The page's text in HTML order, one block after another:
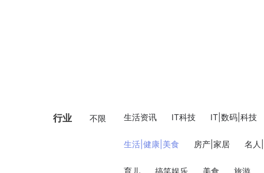
行业 不限 生活资讯 IT科技 IT|数码|科技
生活|健康|美食 房产|家居 名人
育儿 搞笑娱乐 美食 旅游